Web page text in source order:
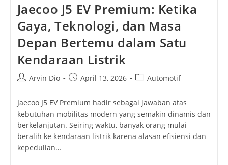
Jaecoo J5 EV Premium: Ketika
Gaya, Teknologi, dan Masa
Depan Bertemu dalam Satu
Kendaraan Listrik
PostArvin Dio
PostApril 13, 2026
PostAutomotif
Jaecoo J5 EV Premium hadir sebagai jawaban atas
kebutuhan mobilitas modern yang semakin dinamis dan
berkelanjutan. Seiring waktu, banyak orang mulai
beralih ke kendaraan listrik karena alasan efisiensi dan
kepedulian…